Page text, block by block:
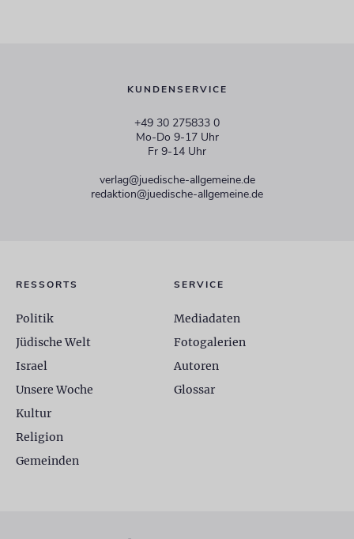
KUNDENSERVICE
+49 30 275833 0
Mo-Do 9-17 Uhr
Fr 9-14 Uhr
verlag@juedische-allgemeine.de
redaktion@juedische-allgemeine.de
RESSORTS
Politik
Jüdische Welt
Israel
Unsere Woche
Kultur
Religion
Gemeinden
SERVICE
Mediadaten
Fotogalerien
Autoren
Glossar